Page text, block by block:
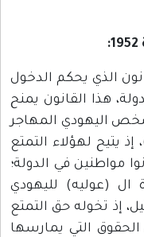
الذي يحكم الدخول
هذا القانون يمنح
اليهودي المهاجر
يتيح لهؤلاء التمتع
مواطنين في الدولة؛
ال (عوليه) لليهودي
إذ تخوله حق التمتع
التي يمارسها